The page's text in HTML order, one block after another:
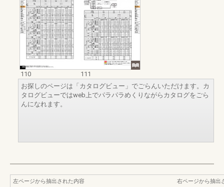
110
111
お探しのページは「カタログビュー」でごらんいただけます。カ
タログビューではweb上でパラパラめくりながらカタログをごら
んになれます。
左ページから抽出された内容
右ページから抽出